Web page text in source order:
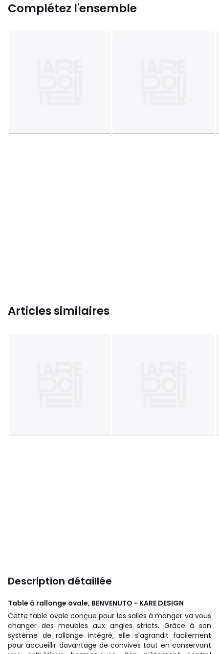
Complétez l'ensemble
Articles similaires
Description détaillée
Table à rallonge ovale, BENVENUTO - KARE DESIGN
Cette table ovale conçue pour les salles à manger va vous
changer des meubles aux angles stricts. Grâce à son
système de rallonge intégré, elle s'agrandit facilement
pour accueillir davantage de convives tout en conservant